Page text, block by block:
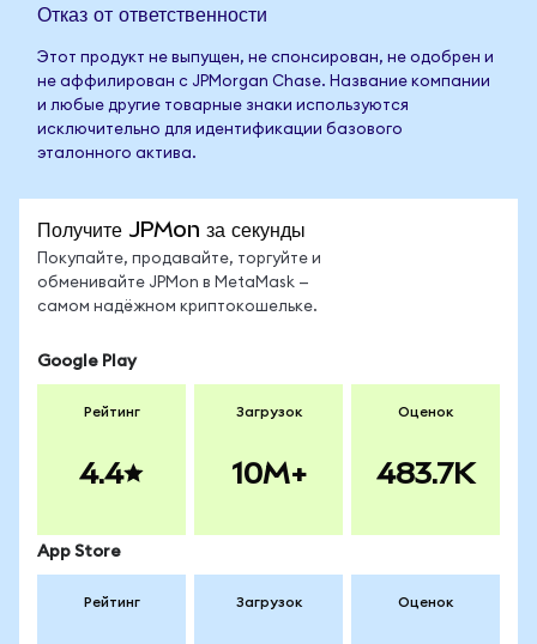
Отказ от ответственности
Этот продукт не выпущен, не спонсирован, не одобрен и
не аффилирован с JPMorgan Chase. Название компании
и любые другие товарные знаки используются
исключительно для идентификации базового
эталонного актива.
Получите JPMon за секунды
Покупайте, продавайте, торгуйте и
обменивайте JPMon в MetaMask —
самом надёжном криптокошельке.
Google Play
Рейтинг
4.4
Загрузок
10M+
Оценок
483.7K
App Store
Рейтинг Загрузок Оценок